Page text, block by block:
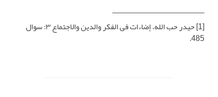
_____________________
[1]
حیدر حب الله، إضاءات فی الفکر والدین والاجتماع ۳: سوال
485.